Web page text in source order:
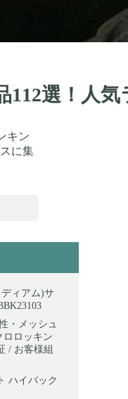
112選！人
キン
に集
ィアム)サ
・メッシュ
ロロッキン
/ お客様組
ハイバック